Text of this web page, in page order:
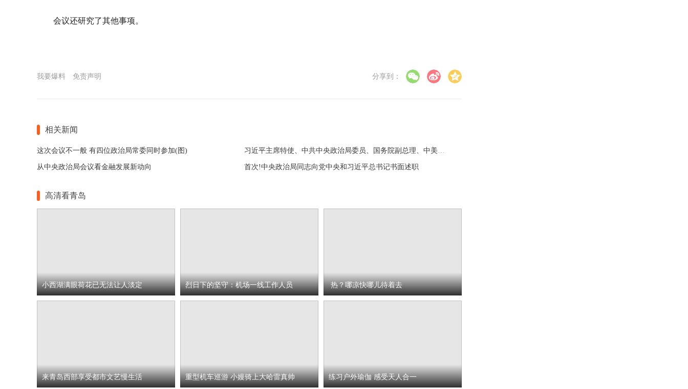
会议还研究了其他事项。
我要爆料 免责声明 分享到：
相关新闻
这次会议不一般 有四位政治局常委同时参加(图) 习近平主席特使、中共中央政治局委员、国务院副总理、中美全面经济对话中方牵头人刘鹤将应邀赴美磋商
从中央政治局会议看金融发展新动向 首次!中央政治局同志向党中央和习近平总书记书面述职
高清看青岛
小西湖满眼荷花已无法让人淡定 烈日下的坚守：机场一线工作人员 热？哪凉快哪儿待着去
来青岛西部享受都市文艺慢生活 重型机车巡游 小嫚骑上大哈雷真帅 练习户外瑜伽 感受天人合一